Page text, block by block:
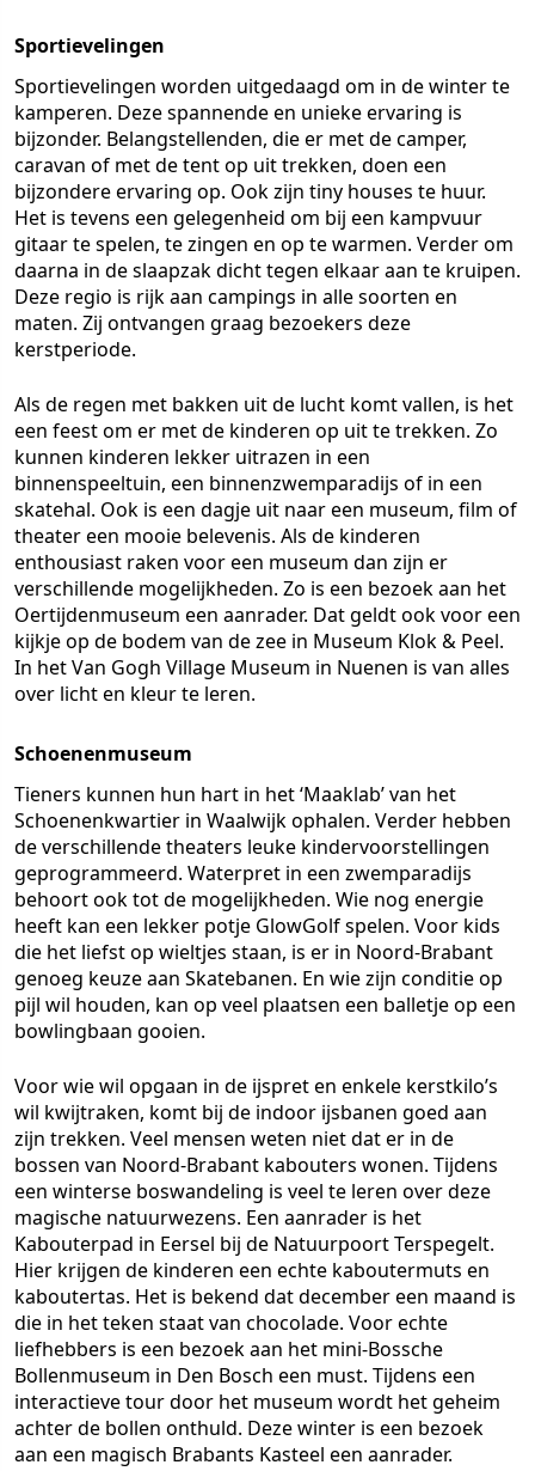
Sportievelingen
Sportievelingen worden uitgedaagd om in de winter te
kamperen. Deze spannende en unieke ervaring is
bijzonder. Belangstellenden, die er met de camper,
caravan of met de tent op uit trekken, doen een
bijzondere ervaring op. Ook zijn tiny houses te huur.
Het is tevens een gelegenheid om bij een kampvuur
gitaar te spelen, te zingen en op te warmen. Verder om
daarna in de slaapzak dicht tegen elkaar aan te kruipen.
Deze regio is rijk aan campings in alle soorten en
maten. Zij ontvangen graag bezoekers deze
kerstperiode.
Als de regen met bakken uit de lucht komt vallen, is het
een feest om er met de kinderen op uit te trekken. Zo
kunnen kinderen lekker uitrazen in een
binnenspeeltuin, een binnenzwemparadijs of in een
skatehal. Ook is een dagje uit naar een museum, film of
theater een mooie belevenis. Als de kinderen
enthousiast raken voor een museum dan zijn er
verschillende mogelijkheden. Zo is een bezoek aan het
Oertijdenmuseum een aanrader. Dat geldt ook voor een
kijkje op de bodem van de zee in Museum Klok & Peel.
In het Van Gogh Village Museum in Nuenen is van alles
over licht en kleur te leren.
Schoenenmuseum
Tieners kunnen hun hart in het ‘Maaklab’ van het
Schoenenkwartier in Waalwijk ophalen. Verder hebben
de verschillende theaters leuke kindervoorstellingen
geprogrammeerd. Waterpret in een zwemparadijs
behoort ook tot de mogelijkheden. Wie nog energie
heeft kan een lekker potje GlowGolf spelen. Voor kids
die het liefst op wieltjes staan, is er in Noord-Brabant
genoeg keuze aan Skatebanen. En wie zijn conditie op
pijl wil houden, kan op veel plaatsen een balletje op een
bowlingbaan gooien.
Voor wie wil opgaan in de ijspret en enkele kerstkilo’s
wil kwijtraken, komt bij de indoor ijsbanen goed aan
zijn trekken. Veel mensen weten niet dat er in de
bossen van Noord-Brabant kabouters wonen. Tijdens
een winterse boswandeling is veel te leren over deze
magische natuurwezens. Een aanrader is het
Kabouterpad in Eersel bij de Natuurpoort Terspegelt.
Hier krijgen de kinderen een echte kaboutermuts en
kaboutertas. Het is bekend dat december een maand is
die in het teken staat van chocolade. Voor echte
liefhebbers is een bezoek aan het mini-Bossche
Bollenmuseum in Den Bosch een must. Tijdens een
interactieve tour door het museum wordt het geheim
achter de bollen onthuld. Deze winter is een bezoek
aan een magisch Brabants Kasteel een aanrader.